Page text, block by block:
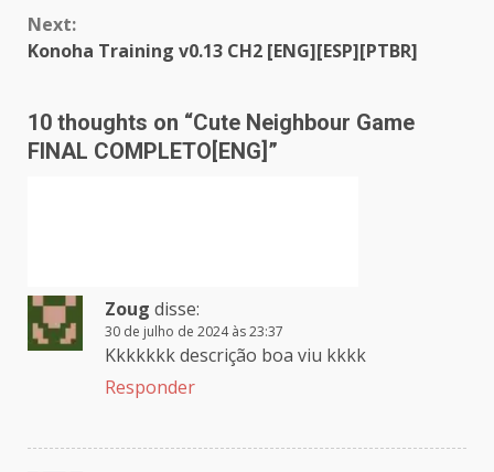
Next:
Konoha Training v0.13 CH2 [ENG][ESP][PTBR]
10 thoughts on “Cute Neighbour Game
FINAL COMPLETO[ENG] ”
Zoug disse:
30 de julho de 2024 às 23:37
Kkkkkkk descrição boa viu kkkk
Responder